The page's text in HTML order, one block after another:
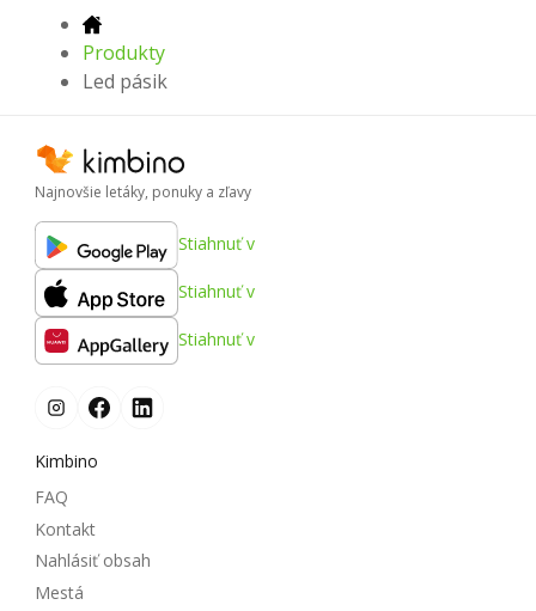
Produkty
Led pásik
Najnovšie letáky, ponuky a zľavy
Stiahnuť v
Stiahnuť v
Stiahnuť v
Kimbino
FAQ
Kontakt
Nahlásiť obsah
Mestá